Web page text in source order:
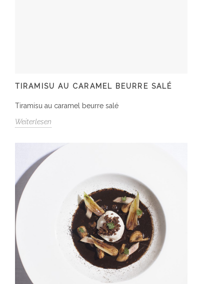
TIRAMISU AU CARAMEL BEURRE SALÉ
Tiramisu au caramel beurre salé
Weiterlesen